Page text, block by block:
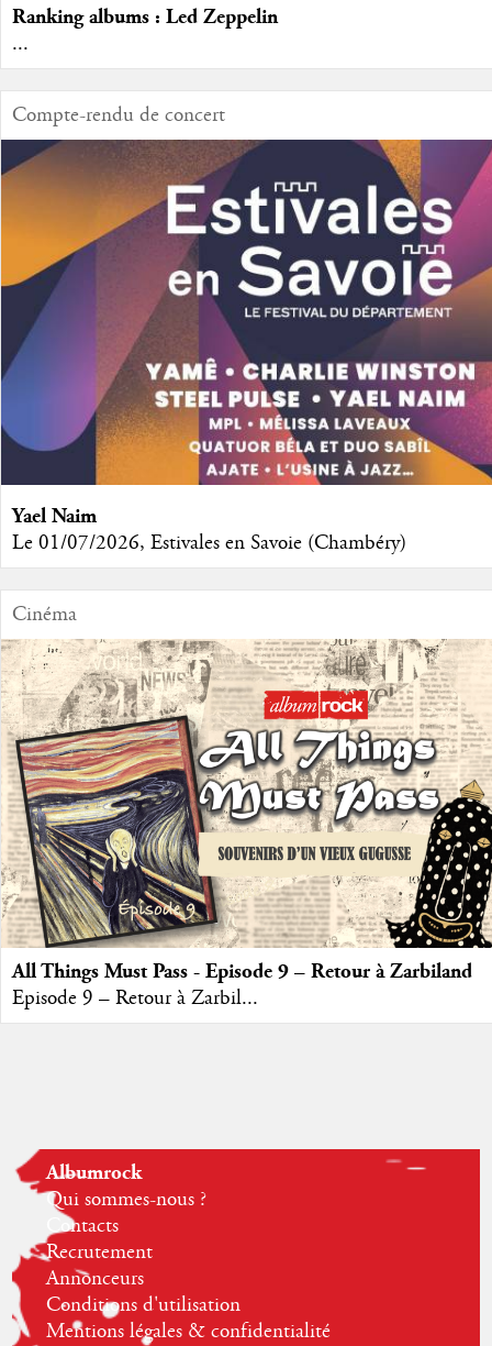
Ranking albums : Led Zeppelin
...
Compte-rendu de concert
Yael Naim
Le 01/07/2026, Estivales en Savoie (Chambéry)
Cinéma
All Things Must Pass - Episode 9 – Retour à Zarbiland
Episode 9 – Retour à Zarbil...
Albumrock
Qui sommes-nous ?
Contacts
Recrutement
Annonceurs
Conditions d'utilisation
Mentions légales & confidentialité